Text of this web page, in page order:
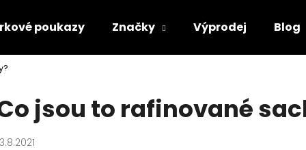
poukazy Značky Výprodej Blog
jsou to rafinované
Co potřebujete najít?